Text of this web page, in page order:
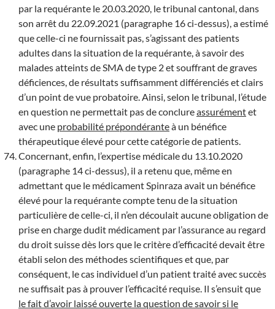
par la requérante le 20.03.2020, le tribunal cantonal, dans
son arrêt du 22.09.2021 (paragraphe 16 ci-dessus), a estimé
que celle-ci ne fournissait pas, s’agissant des patients
adultes dans la situation de la requérante, à savoir des
malades atteints de SMA de type 2 et souffrant de graves
déficiences, de résultats suffisamment différenciés et clairs
d’un point de vue probatoire. Ainsi, selon le tribunal, l’étude
en question ne permettait pas de conclureassurémentet
avec une probabilité prépondéranteà un bénéfice
thérapeutique élevé pour cette catégorie de patients.
Concernant, enfin, l’expertise médicale du 13.10.2020
(paragraphe 14 ci-dessus), il a retenu que, même en
admettant que le médicament Spinraza avait un bénéfice
élevé pour la requérante compte tenu de la situation
particulière de celle-ci, il n’en découlait aucune obligation de
prise en charge dudit médicament par l’assurance au regard
du droit suisse dès lors que le critère d’efficacité devait être
établi selon des méthodes scientifiques et que, par
conséquent, le cas individuel d’un patient traité avec succès
ne suffisait pas à prouver l’efficacité requise. Il s’ensuit que
le fait d’avoir laissé ouverte la question de savoir si le